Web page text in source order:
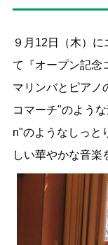
９月12日（木）
て『オープン記念
マリンバとピアノ
コマーチ"のよう
n"のようなしっと
しい華やかな音楽